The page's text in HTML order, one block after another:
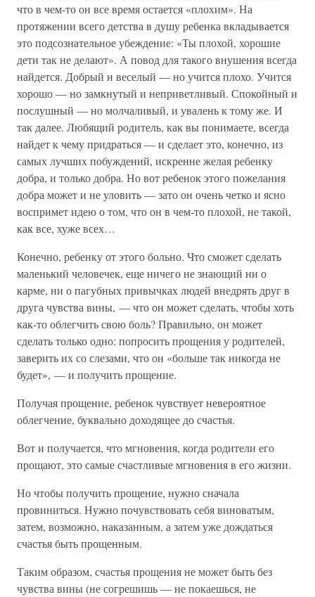
что в чем-то он все время остается «плохим». На
протяжении всего детства в душу ребенка вкладывается
это подсознательное убеждение: «Ты плохой, хорошие
дети так не делают». А повод для такого внушения всегда
найдется. Добрый и веселый — но учится плохо. Учится
хорошо — но замкнутый и неприветливый. Спокойный и
послушный — но молчаливый, и увалень к тому же. И
так далее. Любящий родитель, как вы понимаете, всегда
найдет к чему придраться — и сделает это, конечно, из
самых лучших побуждений, искренне желая ребенку
добра, и только добра. Но вот ребенок этого пожелания
добра может и не уловить — зато он очень четко и ясно
воспримет идею о том, что он в чем-то плохой, не такой,
как все, хуже всех…
Конечно, ребенку от этого больно. Что сможет сделать
маленький человечек, еще ничего не знающий ни о
карме, ни о пагубных привычках людей внедрять друг в
друга чувства вины, — что он может сделать, чтобы хоть
как-то облегчить свою боль? Правильно, он может
сделать только одно: попросить прощения у родителей,
заверить их со слезами, что он «больше так никогда не
будет», — и получить прощение.
Получая прощение, ребенок чувствует невероятное
облегчение, буквально доходящее до счастья.
Вот и получается, что мгновения, когда родители его
прощают, это самые счастливые мгновения в его жизни.
Но чтобы получить прощение, нужно сначала
провиниться. Нужно почувствовать себя виноватым,
затем, возможно, наказанным, а затем уже дождаться
счастья быть прощенным.
Таким образом, счастья прощения не может быть без
чувства вины (не согрешишь — не покаешься, не